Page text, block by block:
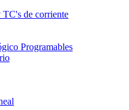
TC's de corriente
Programables